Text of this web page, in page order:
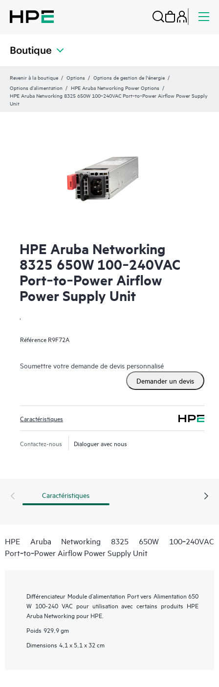
Boutique
Revenir à la boutique Options
Options de gestion de l'énergie
Options d’alimentation
HPE Aruba Networking Power Options
HPE Aruba Networking 8325 650W 100‑240VAC Port‑to‑Power Airflow Power Supply
Unit
HPE Aruba Networking
8325 650W 100‑240VAC
Port‑to‑Power Airflow
Power Supply Unit
.
Référence R9F72A
Soumettre votre demande de devis personnalisé
Demander un devis
Caractéristiques
Contactez-nous Dialoguer avec nous
Caractéristiques
HPE Aruba Networking 8325 650W 100‑240VAC
Port‑to‑Power Airflow Power Supply Unit
Différenciateur Module d’alimentation Port vers Alimentation 650
W 100-240 VAC pour utilisation avec certains produits HPE
Aruba Networking pour HPE.
Poids 929,9 gm
Dimensions 4,1 x 5,1 x 32 cm